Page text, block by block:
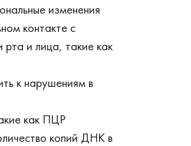
изменения
контакте с
и лица, такие как
к нарушениям в
как ПЦР
копий ДНК в